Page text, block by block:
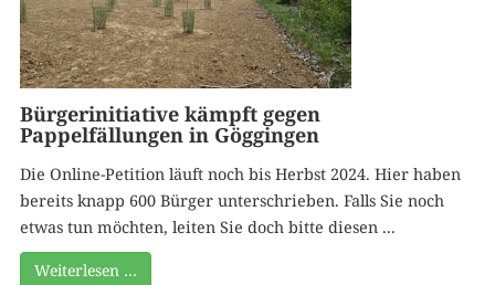
Bürgerinitiative kämpft gegen
Pappelfällungen in Göggingen
Die Online-Petition läuft noch bis Herbst 2024. Hier haben
bereits knapp 600 Bürger unterschrieben. Falls Sie noch
etwas tun möchten, leiten Sie doch bitte diesen ...
Weiterlesen …